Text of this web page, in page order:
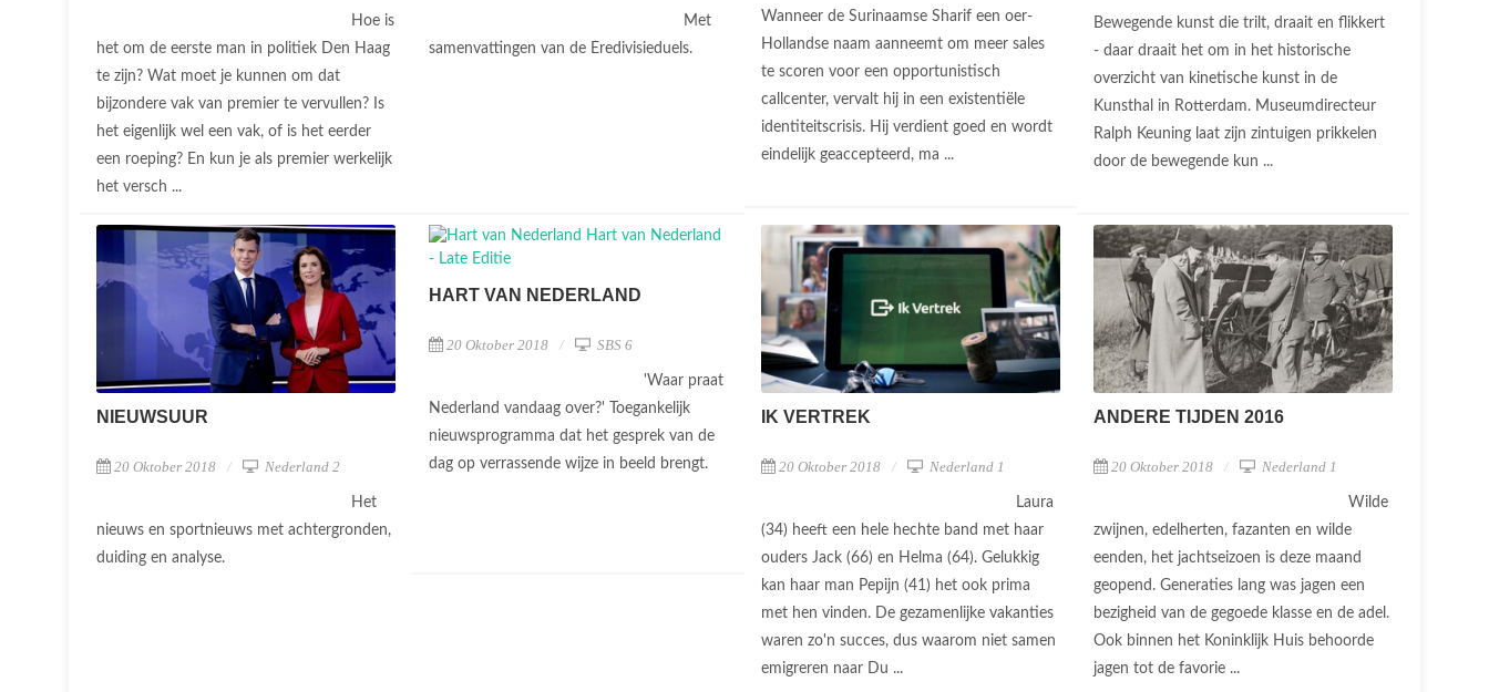
Hoe is
het om de eerste man in politiek Den Haag
te zijn? Wat moet je kunnen om dat
bijzondere vak van premier te vervullen? Is
het eigenlijk wel een vak, of is het eerder
een roeping? En kun je als premier werkelijk
het versch ...
Met
samenvattingen van de Eredivisieduels.
Wanneer de Surinaamse Sharif een oer-
Hollandse naam aanneemt om meer sales
te scoren voor een opportunistisch
callcenter, vervalt hij in een existentiële
identiteitscrisis. Hij verdient goed en wordt
eindelijk geaccepteerd, ma ...
Bewegende kunst die trilt, draait en flikkert
- daar draait het om in het historische
overzicht van kinetische kunst in de
Kunsthal in Rotterdam. Museumdirecteur
Ralph Keuning laat zijn zintuigen prikkelen
door de bewegende kun ...
NIEUWSUUR
20 Oktober 2018 Nederland 2
Het
nieuws en sportnieuws met achtergronden,
duiding en analyse.
HART VAN NEDERLAND
20 Oktober 2018 SBS 6
'Waar praat
Nederland vandaag over?' Toegankelijk
nieuwsprogramma dat het gesprek van de
dag op verrassende wijze in beeld brengt.
IK VERTREK
20 Oktober 2018 Nederland 1
Laura
(34) heeft een hele hechte band met haar
ouders Jack (66) en Helma (64). Gelukkig
kan haar man Pepijn (41) het ook prima
met hen vinden. De gezamenlijke vakanties
waren zo'n succes, dus waarom niet samen
emigreren naar Du ...
ANDERE TIJDEN 2016
20 Oktober 2018 Nederland 1
Wilde
zwijnen, edelherten, fazanten en wilde
eenden, het jachtseizoen is deze maand
geopend. Generaties lang was jagen een
bezigheid van de gegoede klasse en de adel.
Ook binnen het Koninklijk Huis behoorde
jagen tot de favorie ...